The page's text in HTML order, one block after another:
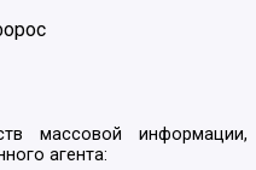
массовой информации,
агента: